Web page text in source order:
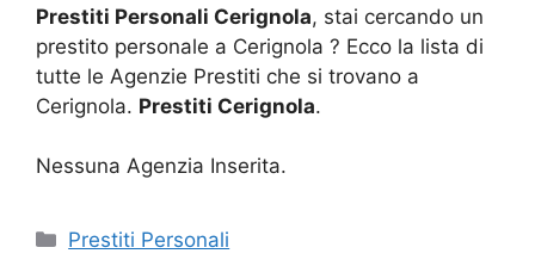
Prestiti Personali Cerignola, stai cercando un
prestito personale a Cerignola ? Ecco la lista di
tutte le Agenzie Prestiti che si trovano a
Cerignola. Prestiti Cerignola.
Nessuna Agenzia Inserita.
Categorie
Prestiti Personali